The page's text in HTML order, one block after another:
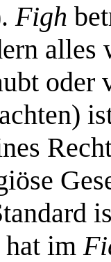
Figh
oder
hat im